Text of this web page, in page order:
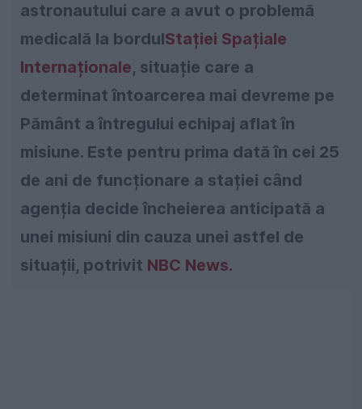
astronautului care a avut o problemă
medicală la bordulStației Spațiale
Internaționale, situație care a
determinat întoarcerea mai devreme pe
Pământ a întregului echipaj aflat în
misiune. Este pentru prima dată în cei 25
de ani de funcționare a stației când
agenția decide încheierea anticipată a
unei misiuni din cauza unei astfel de
situații, potrivit NBC News.